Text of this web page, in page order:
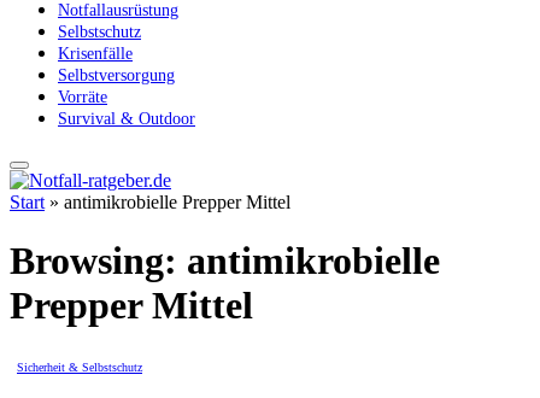
Notfallausrüstung
Selbstschutz
Krisenfälle
Selbstversorgung
Vorräte
Survival & Outdoor
Start » antimikrobielle Prepper Mittel
Browsing: antimikrobielle
Prepper Mittel
Sicherheit & Selbstschutz